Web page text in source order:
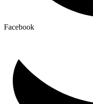
Facebook